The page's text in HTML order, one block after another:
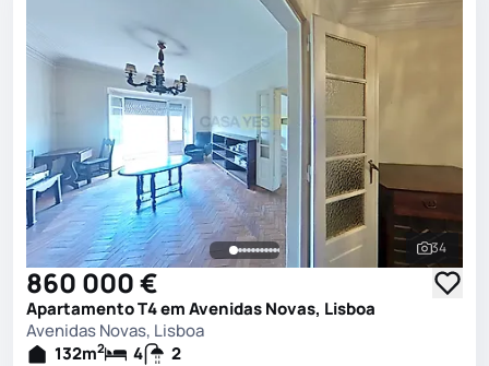
Ver
34
860 000 €
Apartamento T4 em Avenidas Novas, Lisboa
Avenidas Novas, Lisboa
132m2 4 2